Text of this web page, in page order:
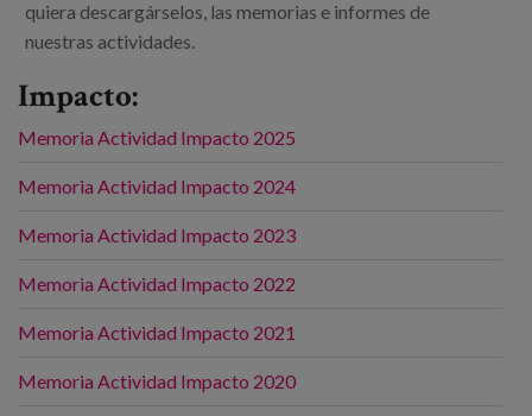
Noticias
Prensa
Trabaja con nosotros
Canal de denuncias
quiera descargárselos, las memorias e informes de
nuestras actividades.
Impacto:
Memoria Actividad Impacto 2025
Memoria Actividad Impacto 2024
Memoria Actividad Impacto 2023
Memoria Actividad Impacto 2022
Memoria Actividad Impacto 2021
Memoria Actividad Impacto 2020